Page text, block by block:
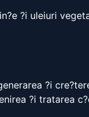
?i uleiuri
?i
?i tratarea